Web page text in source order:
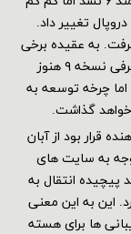
تغییر داد.
شدند و دروپال ۷ قدرت گرفت. به عقیده برخی
از صاحب نظران این عرصه هنوز هم با وجود معرفی نسخه ۹ هنوز
اما چرخه توسعه به
خواهد گذاشت.
قرار بود از آبان
توجه به سایت های
پیچیده انتقال به
به آذر ۱۴۰۱ تغییر کرد. این به این معنی
ها برای هسته